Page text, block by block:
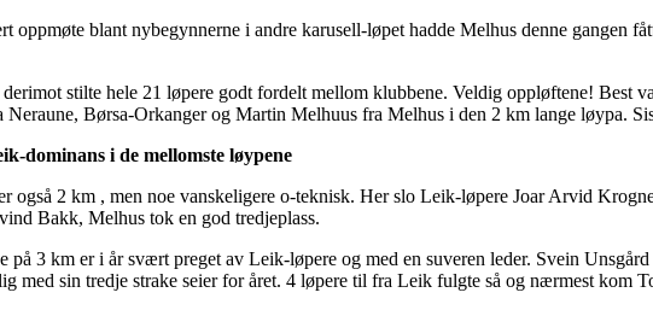
oppmøte blant nybegynnerne i andre karusell-løpet hadde Melhus denne gangen
stilte hele 21 løpere godt fordelt mellom klubbene. Veldig oppløftene! Best
Neraune, Børsa-Orkanger og Martin Melhuus fra Melhus i den 2 km lange løypa.
dominans i de mellomste løypene
også 2 km , men noe vanskeligere o-teknisk. Her slo Leik-løpere Joar Arvid
Bakk, Melhus tok en god tredjeplass.
på 3 km er i år svært preget av Leik-løpere og med en suveren leder. Svein
med sin tredje strake seier for året. 4 løpere til fra Leik fulgte så og nærmest kom